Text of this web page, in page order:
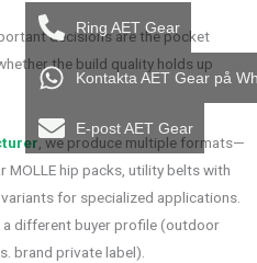
decisions are the pocket
the build quality holds up
, we produce multiple formats—
MOLLE hip packs, utility belts with
for specialized applications.
a different buyer profile (outdoor
brand private label).
Ring AET Gear
Kontakta AET Gear på
E-post AET Gear